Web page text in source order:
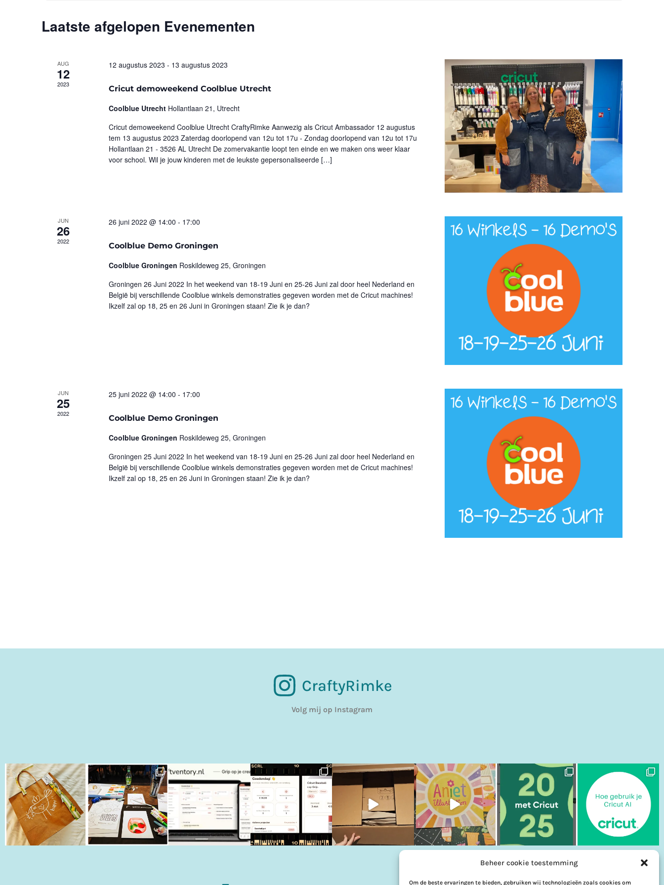
Beheer cookie toestemming
Om de beste ervaringen te bieden, gebruiken wij technologieën zoals cookies om
Laatste afgelopen Evenementen
AUG
12
2023
12 augustus 2023 - 13 augustus 2023
Cricut demoweekend Coolblue Utrecht
Coolblue Utrecht Hollantlaan 21, Utrecht
Cricut demoweekend Coolblue Utrecht CraftyRimke Aanwezig als Cricut Ambassador 12 augustus
tem 13 augustus 2023 Zaterdag doorlopend van 12u tot 17u - Zondag doorlopend van 12u tot 17u
Hollantlaan 21 - 3526 AL Utrecht De zomervakantie loopt ten einde en we maken ons weer klaar
voor school. Wil je jouw kinderen met de leukste gepersonaliseerde […]
JUN
26
2022
26 juni 2022 @ 14:00 - 17:00
Coolblue Demo Groningen
Coolblue Groningen Roskildeweg 25, Groningen
Groningen 26 Juni 2022 In het weekend van 18-19 Juni en 25-26 Juni zal door heel Nederland en
België bij verschillende Coolblue winkels demonstraties gegeven worden met de Cricut machines!
Ikzelf zal op 18, 25 en 26 Juni in Groningen staan! Zie ik je dan?
JUN
25
2022
25 juni 2022 @ 14:00 - 17:00
Coolblue Demo Groningen
Coolblue Groningen Roskildeweg 25, Groningen
Groningen 25 Juni 2022 In het weekend van 18-19 Juni en 25-26 Juni zal door heel Nederland en
België bij verschillende Coolblue winkels demonstraties gegeven worden met de Cricut machines!
Ikzelf zal op 18, 25 en 26 Juni in Groningen staan! Zie ik je dan?
CraftyRimke
Volg mij op Instagram